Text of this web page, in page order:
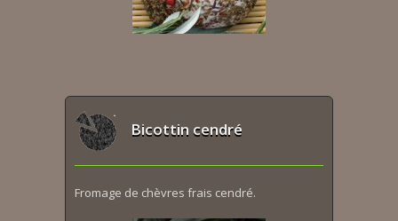
Bicottin cendré
Fromage de chèvres frais cendré.